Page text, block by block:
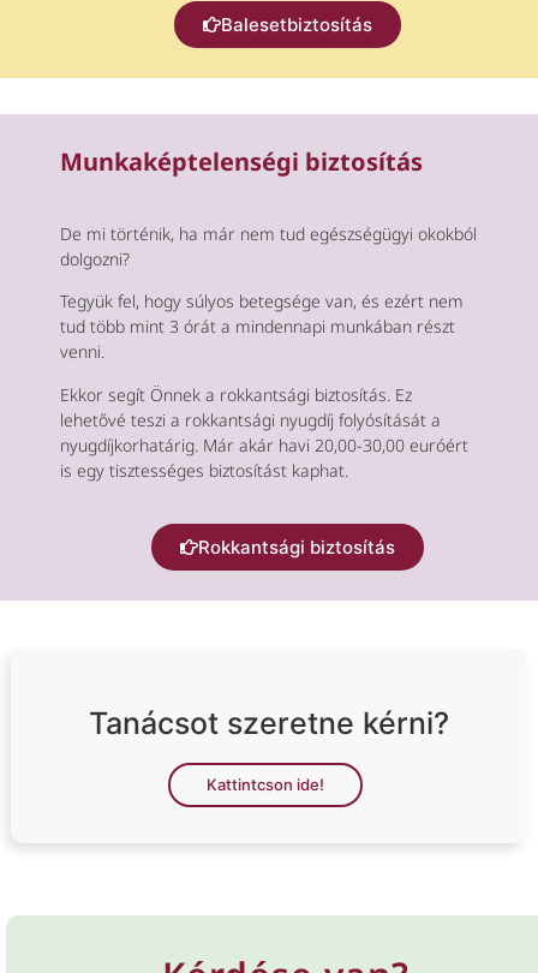
Balesetbiztosítás
Munkaképtelenségi biztosítás
De mi történik, ha már nem tud egészségügyi okokból
dolgozni?
Tegyük fel, hogy súlyos betegsége van, és ezért nem
tud több mint 3 órát a mindennapi munkában részt
venni.
Ekkor segít Önnek a rokkantsági biztosítás. Ez
lehetővé teszi a rokkantsági nyugdíj folyósítását a
nyugdíjkorhatárig. Már akár havi 20,00-30,00 euróért
is egy tisztességes biztosítást kaphat.
Rokkantsági biztosítás
Tanácsot szeretne kérni?
Kattintcson ide!